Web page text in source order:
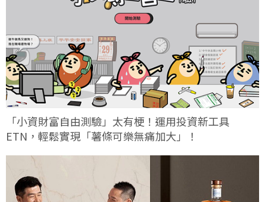
「小資財富自由測驗」太有梗！運用投資新工具
ETN，輕鬆實現「薯條可樂無痛加大」！